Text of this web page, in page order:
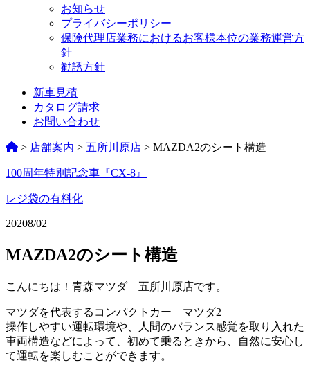
お知らせ
プライバシーポリシー
保険代理店業務におけるお客様本位の業務運営方
針
勧誘方針
新車見積
カタログ請求
お問い合わせ
> 店舗案内 > 五所川原店 > MAZDA2のシート構造
ペ
ー
ジ
ー
シ
ョ
ン
%title
100周年特別記念車『CX-8』
レジ袋の有料化
20208/02
MAZDA2のシート構造
こんにちは！青森マツダ 五所川原店です。
マツダを代表するコンパクトカー マツダ2
操作しやすい運転環境や、人間のバランス感覚を取り入れた
車両構造などによって、初めて乗るときから、自然に安心し
て運転を楽しむことができます。